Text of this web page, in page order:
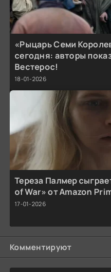
«Рыцарь Семи
сегодня: авторы
Вестерос!
18-01-2026
Тереза Палмер
of War» от Amazon
17-01-2026
Комментируют